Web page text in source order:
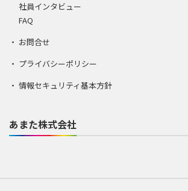
社員インタビュー
FAQ
お問合せ
プライバシーポリシー
情報セキュリティ基本方針
あまた株式会社